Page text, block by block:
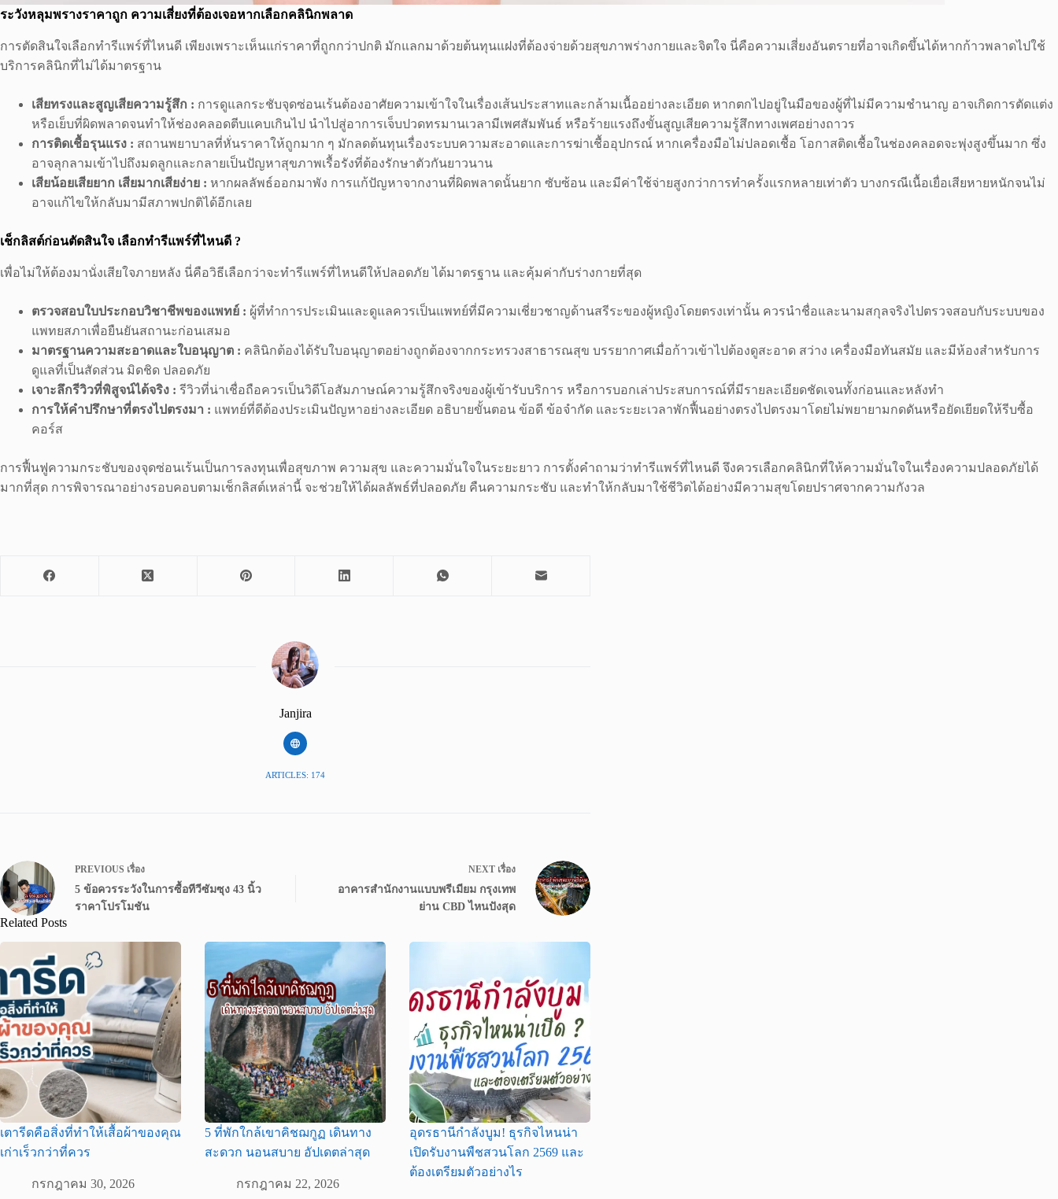
ระวังหลุมพรางราคาถูก ความเสี่ยงที่ต้องเจอหากเลือกคลินิกพลาด
การตัดสินใจเลือกทำรีแพร์ที่ไหนดี เพียงเพราะเห็นแก่ราคาที่ถูกกว่าปกติ มักแลกมาด้วยต้นทุนแฝงที่ต้องจ่ายด้วยสุขภาพร่างกายและจิตใจ นี่คือความเสี่ยงอันตรายที่อาจเกิดขึ้นได้หากก้าวพลาดไปใช้
บริการคลินิกที่ไม่ได้มาตรฐาน
เสียทรงและสูญเสียความรู้สึก : การดูแลกระชับจุดซ่อนเร้นต้องอาศัยความเข้าใจในเรื่องเส้นประสาทและกล้ามเนื้ออย่างละเอียด หากตกไปอยู่ในมือของผู้ที่ไม่มีความชำนาญ อาจเกิดการตัดแต่ง
หรือเย็บที่ผิดพลาดจนทำให้ช่องคลอดตีบแคบเกินไป นำไปสู่อาการเจ็บปวดทรมานเวลามีเพศสัมพันธ์ หรือร้ายแรงถึงขั้นสูญเสียความรู้สึกทางเพศอย่างถาวร
การติดเชื้อรุนแรง : สถานพยาบาลที่หั่นราคาให้ถูกมาก ๆ มักลดต้นทุนเรื่องระบบความสะอาดและการฆ่าเชื้ออุปกรณ์ หากเครื่องมือไม่ปลอดเชื้อ โอกาสติดเชื้อในช่องคลอดจะพุ่งสูงขึ้นมาก ซึ่ง
อาจลุกลามเข้าไปถึงมดลูกและกลายเป็นปัญหาสุขภาพเรื้อรังที่ต้องรักษาตัวกันยาวนาน
เสียน้อยเสียยาก เสียมากเสียง่าย : หากผลลัพธ์ออกมาพัง การแก้ปัญหาจากงานที่ผิดพลาดนั้นยาก ซับซ้อน และมีค่าใช้จ่ายสูงกว่าการทำครั้งแรกหลายเท่าตัว บางกรณีเนื้อเยื่อเสียหายหนักจนไม่
อาจแก้ไขให้กลับมามีสภาพปกติได้อีกเลย
เช็กลิสต์ก่อนตัดสินใจ เลือกทำรีแพร์ที่ไหนดี ?
เพื่อไม่ให้ต้องมานั่งเสียใจภายหลัง นี่คือวิธีเลือกว่าจะทำรีแพร์ที่ไหนดีให้ปลอดภัย ได้มาตรฐาน และคุ้มค่ากับร่างกายที่สุด
ตรวจสอบใบประกอบวิชาชีพของแพทย์ : ผู้ที่ทำการประเมินและดูแลควรเป็นแพทย์ที่มีความเชี่ยวชาญด้านสรีระของผู้หญิงโดยตรงเท่านั้น ควรนำชื่อและนามสกุลจริงไปตรวจสอบกับระบบของ
แพทยสภาเพื่อยืนยันสถานะก่อนเสมอ
มาตรฐานความสะอาดและใบอนุญาต : คลินิกต้องได้รับใบอนุญาตอย่างถูกต้องจากกระทรวงสาธารณสุข บรรยากาศเมื่อก้าวเข้าไปต้องดูสะอาด สว่าง เครื่องมือทันสมัย และมีห้องสำหรับการ
ดูแลที่เป็นสัดส่วน มิดชิด ปลอดภัย
เจาะลึกรีวิวที่พิสูจน์ได้จริง : รีวิวที่น่าเชื่อถือควรเป็นวิดีโอสัมภาษณ์ความรู้สึกจริงของผู้เข้ารับบริการ หรือการบอกเล่าประสบการณ์ที่มีรายละเอียดชัดเจนทั้งก่อนและหลังทำ
การให้คำปรึกษาที่ตรงไปตรงมา : แพทย์ที่ดีต้องประเมินปัญหาอย่างละเอียด อธิบายขั้นตอน ข้อดี ข้อจำกัด และระยะเวลาพักฟื้นอย่างตรงไปตรงมาโดยไม่พยายามกดดันหรือยัดเยียดให้รีบซื้อ
คอร์ส
การฟื้นฟูความกระชับของจุดซ่อนเร้นเป็นการลงทุนเพื่อสุขภาพ ความสุข และความมั่นใจในระยะยาว การตั้งคำถามว่าทำรีแพร์ที่ไหนดี จึงควรเลือกคลินิกที่ให้ความมั่นใจในเรื่องความปลอดภัยได้
มากที่สุด การพิจารณาอย่างรอบคอบตามเช็กลิสต์เหล่านี้ จะช่วยให้ได้ผลลัพธ์ที่ปลอดภัย คืนความกระชับ และทำให้กลับมาใช้ชีวิตได้อย่างมีความสุขโดยปราศจากความกังวล
Janjira
ARTICLES: 174
PREVIOUS เรื่อง
5 ข้อควรระวังในการซื้อทีวีซัมซุง 43 นิ้ว
ราคาโปรโมชัน
NEXT เรื่อง
อาคารสำนักงานแบบพรีเมียม กรุงเทพ
ย่าน CBD ไหนปังสุด
Related Posts
เตารีดคือสิ่งที่ทำให้เสื้อผ้าของคุณ
เก่าเร็วกว่าที่ควร
กรกฎาคม 30, 2026
5 ที่พักใกล้เขาคิชฌกูฏ เดินทาง
สะดวก นอนสบาย อัปเดตล่าสุด
กรกฎาคม 22, 2026
อุดรธานีกำลังบูม! ธุรกิจไหนน่า
เปิดรับงานพืชสวนโลก 2569 และ
ต้องเตรียมตัวอย่างไร